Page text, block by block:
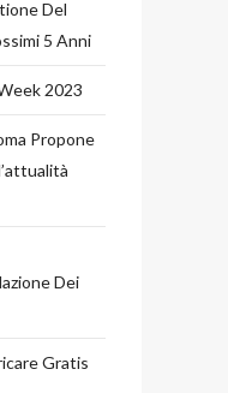
Del
5 Anni
2023
Propone
Dei
Gratis